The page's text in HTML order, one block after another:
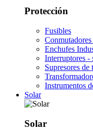
Protección
Fusibles
Enchufes
Interruptores -
Supresores de
Instrumentos
Solar
Solar